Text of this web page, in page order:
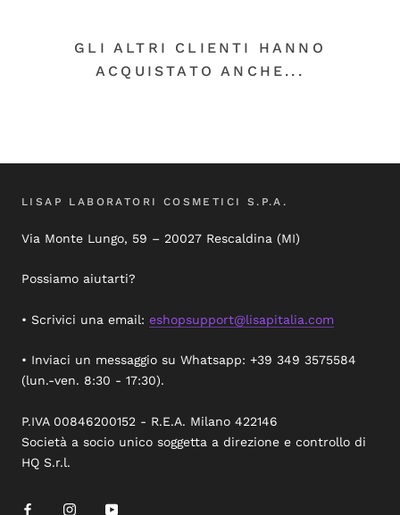
GLI ALTRI CLIENTI HANNO
ACQUISTATO ANCHE...
LISAP LABORATORI COSMETICI S.P.A.
Via Monte Lungo, 59 – 20027 Rescaldina (MI)
Possiamo aiutarti?
• Scrivici una email: eshopsupport@lisapitalia.com
• Inviaci un messaggio su Whatsapp: +39 349 3575584
(lun.-ven. 8:30 - 17:30).
P.IVA 00846200152 - R.E.A. Milano 422146
Società a socio unico soggetta a direzione e controllo di
HQ S.r.l.